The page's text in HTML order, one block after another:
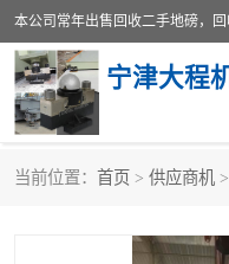
宁津大程
当前位置： 首页 > 供应商机 >